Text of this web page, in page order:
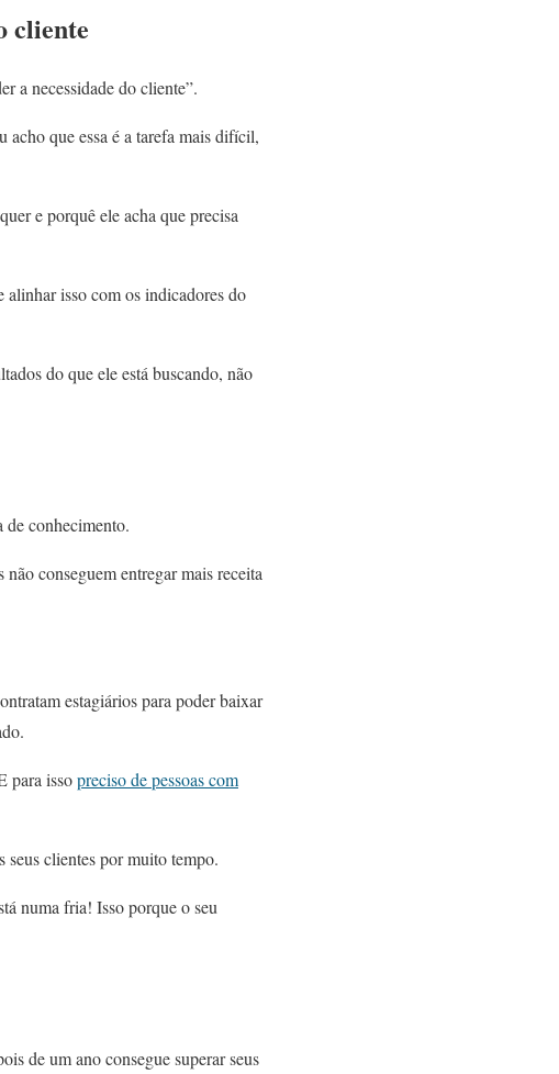
cliente
a necessidade do cliente”.
acho que essa é a tarefa mais difícil,
e porquê ele acha que precisa
alinhar isso com os indicadores do
do que ele está buscando, não
de conhecimento.
conseguem entregar mais receita
estagiários para poder baixar
para issopreciso de pessoas com
seus clientes por muito tempo.
numa fria! Isso porque o seu
de um ano consegue superar seus